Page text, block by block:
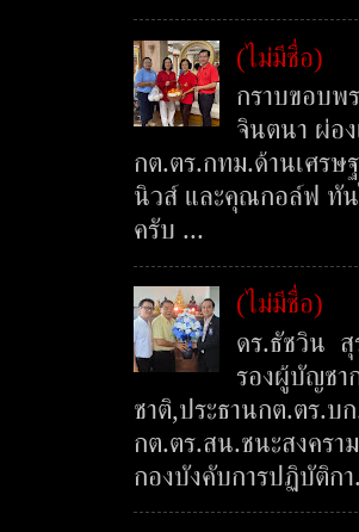
(ไม่มีชื่อ)
กราบขอบพ
จินตนา ผ่อ
กต.ตร.กทม.ด้านเศร
นิวส์ และคุณกอล์ฟ ทัน
ครับ ...
(ไม่มีชื่อ)
ดร.ธัชวิน สุ
รองผู้บัญชา
ชาติ,ประธานกต.ตร.บ
กต.ตร.สน.ชนะสงครา
กองบังคับการปฏิบัติก